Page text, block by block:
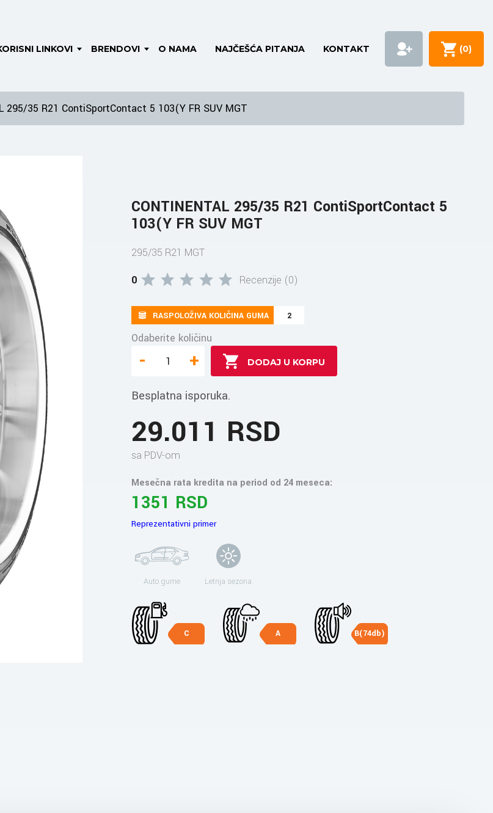
LINKOVI BRENDOVI O NAMA NAJČEŠĆA PITANJA KONTAKT (0)
295/35 R21 ContiSportContact 5 103(Y FR SUV MGT
CONTINENTAL 295/35 R21 ContiSportContact 5
103(Y FR SUV MGT
295/35 R21 MGT
0
Recenzije (0)
RASPOLOŽIVA KOLIČINA GUMA 2
Odaberite količinu
- +
Besplatna isporuka.
29.011 RSD
sa PDV-om
Mesečna rata kredita na period od 24 meseca:
1351 RSD
Reprezentativni primer
Auto gume Letnja sezona
C A B(74db)